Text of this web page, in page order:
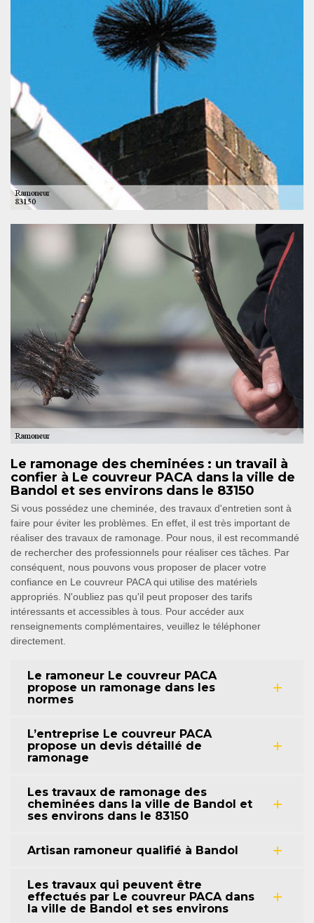
Le ramonage des cheminées : un travail à
confier à Le couvreur PACA dans la ville de
Bandol et ses environs dans le 83150
Si vous possédez une cheminée, des travaux d'entretien sont à
faire pour éviter les problèmes. En effet, il est très important de
réaliser des travaux de ramonage. Pour nous, il est recommandé
de rechercher des professionnels pour réaliser ces tâches. Par
conséquent, nous pouvons vous proposer de placer votre
confiance en Le couvreur PACA qui utilise des matériels
appropriés. N'oubliez pas qu'il peut proposer des tarifs
intéressants et accessibles à tous. Pour accéder aux
renseignements complémentaires, veuillez le téléphoner
directement.
Le ramoneur Le couvreur PACA
propose un ramonage dans les
normes
L’entreprise Le couvreur PACA
propose un devis détaillé de
ramonage
Les travaux de ramonage des
cheminées dans la ville de Bandol et
ses environs dans le 83150
Artisan ramoneur qualifié à Bandol
Les travaux qui peuvent être
effectués par Le couvreur PACA dans
la ville de Bandol et ses environs